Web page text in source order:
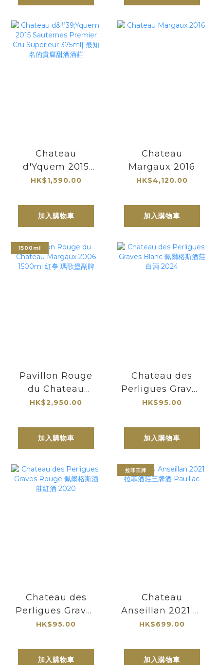
Chateau
d'Yquem 2015
Sauternes
Superieur
375ml| 最知名的貴
HK$1,590.00
加入購物車
Chateau
Margaux 2016
HK$4,120.00
加入購物車
1500ml
Pavillon Rouge
du Chateau
Margaux 2006
堡副牌
HK$2,950.00
加入購物車
Chateau des
Perligues Graves
Blanc 佩爾格斯酒
HK$95.00
加入購物車
Chateau des
Perligues Graves
Rouge 佩爾格斯酒
HK$95.00
加入購物車
拉菲三牌
Chateau
Anseillan 2021 拉
菲酒莊三牌酒
HK$699.00
加入購物車